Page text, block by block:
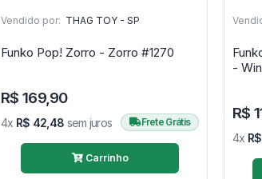
Vendido por: THAG TOY - SP
Funko Pop! Zorro - Zorro #1270
R$ 169,90
4x R$ 42,48 sem juros Frete Grátis
Carrinho
R$
4x